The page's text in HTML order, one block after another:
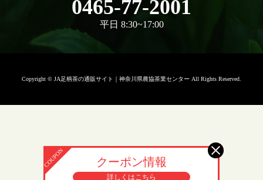
0465-77-2001
平日 8:30~17:00
Copyright © JA足柄茶の通販サイト｜神奈川県農協茶業センター All Rights Reserved.
クーポン情報
詳しくはこちら